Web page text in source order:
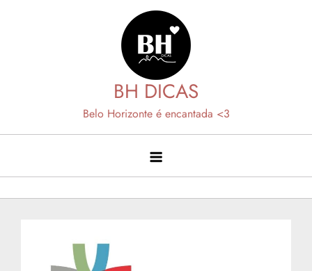
BH DICAS
Belo Horizonte é encantada <3